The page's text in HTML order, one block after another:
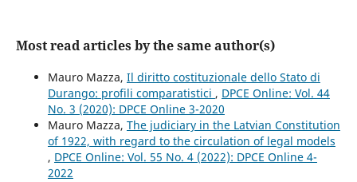
Most read articles by the same author(s)
Mauro Mazza, Il diritto costituzionale dello Stato di
Durango: profili comparatistici , DPCE Online: Vol. 44
No. 3 (2020): DPCE Online 3-2020
Mauro Mazza, The judiciary in the Latvian Constitution
of 1922, with regard to the circulation of legal models
, DPCE Online: Vol. 55 No. 4 (2022): DPCE Online 4-
2022